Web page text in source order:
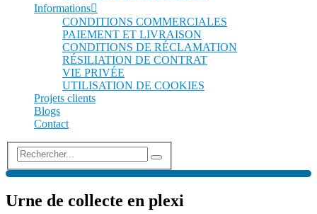
Informations
CONDITIONS COMMERCIALES
PAIEMENT ET LIVRAISON
CONDITIONS DE RÉCLAMATION
RÉSILIATION DE CONTRAT
VIE PRIVÉE
UTILISATION DE COOKIES
Projets clients
Blogs
Contact
Urne de collecte en plexi